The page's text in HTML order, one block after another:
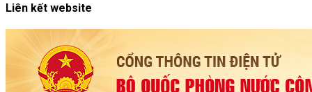
Liên kết website